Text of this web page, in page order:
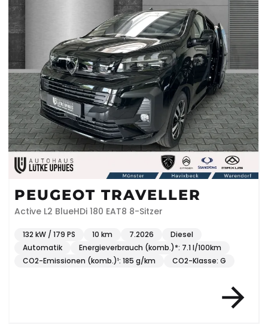
PEUGEOT TRAVELLER
Active L2 BlueHDi 180 EAT8 8-Sitzer
132 kW / 179 PS 10 km 7.2026
Diesel
Automatik
Energieverbrauch (komb.)*: 7.1 l/100km
CO2-Emissionen (komb.)¹: 185 g/km
CO2-Klasse: G